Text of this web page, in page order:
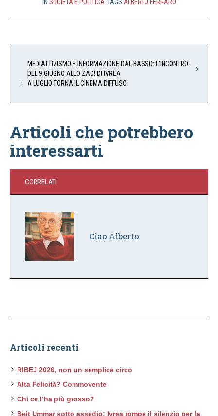
IN SOCIETÀ E POLITICA TAGS ALBERTO FERRARO
MEDIATTIVISMO E INFORMAZIONE DAL BASSO: L’INCONTRO
DEL 9 GIUGNO ALLO ZAC! DI IVREA
A LUGLIO TORNA IL CINEMA DIFFUSO
Articoli che potrebbero
interessarti
CORRELATI
Ciao Alberto
Articoli recenti
RIBEJ 2026, non un semplice circo
Alta Felicità? Commovente
Chi ce l’ha più grosso?
Beit Ummar sotto assedio: Ivrea rompe il silenzio per la